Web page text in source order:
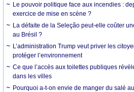
Le pouvoir politique face aux incendies :
exercice de mise en scène ?
La défaite de la Seleção peut-elle coûter
au Brésil ?
L’administration Trump veut priver les
protéger l’environnement
Ce que l’accès aux toilettes publiques
dans les villes
Pourquoi a-t-on envie de manger du salé